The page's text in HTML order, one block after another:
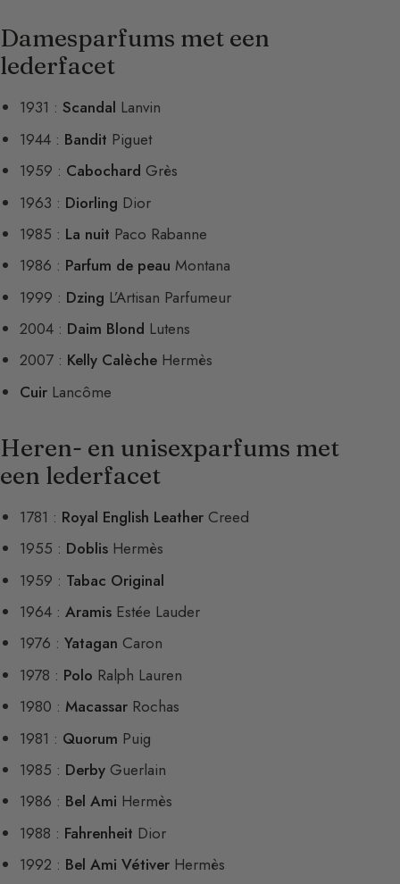
Damesparfums met een
lederfacet
1931 :Scandal Lanvin
1944 : Bandit Piguet
1959 : Cabochard Grès
1963 : Diorling Dior
1985 : La nuit Paco Rabanne
1986 : Parfum de peau Montana
1999 : Dzing L’Artisan Parfumeur
2004 : Daim Blond Lutens
2007 : Kelly Calèche Hermès
Cuir Lancôme
Heren- en unisexparfums met
een lederfacet
1781 : Royal English Leather Creed
1955 : Doblis Hermès
1959 : Tabac Original
1964 :Aramis Estée Lauder
1976 :Yatagan Caron
1978 : Polo Ralph Lauren
1980 :Macassar Rochas
1981 : Quorum Puig
1985 : Derby Guerlain
1986 : Bel Ami Hermès
1988 : Fahrenheit Dior
1992 : Bel Ami Vétiver Hermès